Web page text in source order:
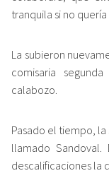
tranquila si no
La subieron
comisaria
calabozo.
Pasado el tiempo,
llamado Sandoval.
descalificaciones la